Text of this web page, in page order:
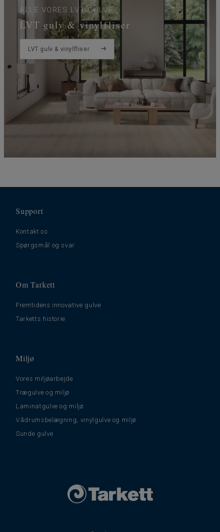
ALLE VORES LVT GULVE
LVT gulv & vinylfliser
LVT gulv & vinylfliser
Support
Kontakt os
Spørgsmål og svar
Om Tarkett
Fremtidens innovative gulve
Tarketts historie
Miljø
Vores miljøarbejde
Trægulve og miljø
Laminatgulve og miljø
Vådrumsbelægning, vinylgulve og miljø
Sunde gulve